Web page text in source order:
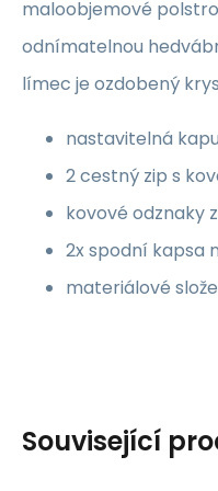
maloobjemové
odnímatelnou
límec je ozdobený
nastavitelná
2 cestný zip s
kovové odznaky
2x spodní kapsa
materiálové
Související